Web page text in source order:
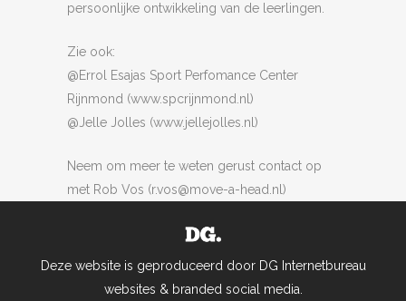
persoonlijke ontwikkeling van de leerlingen.
Zie ook:
@Errol Esajas Sport Perfomance Center
Rijnmond (www.spcrijnmond.nl)
@Jelle Jolles (www.jellejolles.nl)
Neem om meer te weten gerust contact op
met Rob Vos (r.vos@move-a-head.nl)
Deze website is geproduceerd door DG Internetbureau
websites & branded social media.